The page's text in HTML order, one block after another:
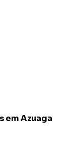
em Azuaga